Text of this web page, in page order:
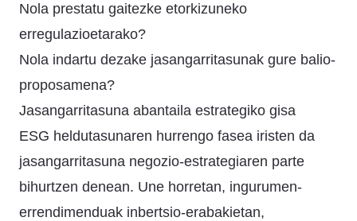
Nola prestatu gaitezke etorkizuneko
erregulazioetarako?
Nola indartu dezake jasangarritasunak gure balio-
proposamena?
Jasangarritasuna abantaila estrategiko gisa
ESG heldutasunaren hurrengo fasea iristen da
jasangarritasuna negozio-estrategiaren parte
bihurtzen denean. Une horretan, ingurumen-
errendimenduak inbertsio-erabakietan,